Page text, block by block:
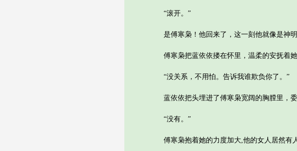
“滚开。”
是傅寒枭！他回来了，这一刻他就像是神明
傅寒枭把蓝依依搂在怀里，温柔的安抚着她
“没关系，不用怕。告诉我谁欺负你了。”
蓝依依把头埋进了傅寒枭宽阔的胸膛里，委
“没有。”
傅寒枭抱着她的力度加大,他的女人居然有人